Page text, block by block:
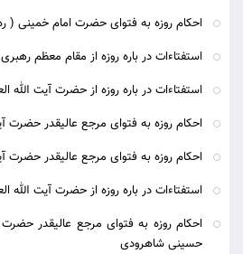
احکام روزه به فتوای حضرت امام خمینی (
استفتاءات در باره روزه از مقام معظم رهبری
استفتاءات در باره روزه از حضرت آیت الله
احکام روزه به فتوای مرجع عالیقدر حضرت
احکام روزه به فتوای مرجع عالیقدر حضرت
استفتاءات در باره روزه از حضرت آیت الله
احکام روزه به فتوای مرجع عالیقدر
حسینی شاهرودی